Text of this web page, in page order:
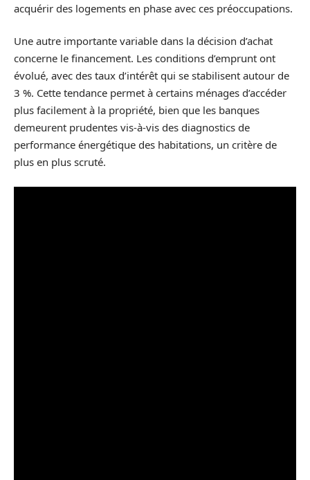
acquérir des logements en phase avec ces préoccupations.
Une autre importante variable dans la décision d’achat
concerne le financement. Les conditions d’emprunt ont
évolué, avec des taux d’intérêt qui se stabilisent autour de
3 %. Cette tendance permet à certains ménages d’accéder
plus facilement à la propriété, bien que les banques
demeurent prudentes vis-à-vis des diagnostics de
performance énergétique des habitations, un critère de
plus en plus scruté.